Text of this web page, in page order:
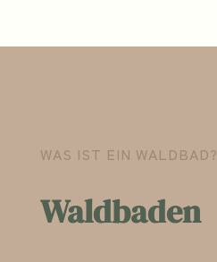
WAS IST EIN WALDBAD?
Waldbaden